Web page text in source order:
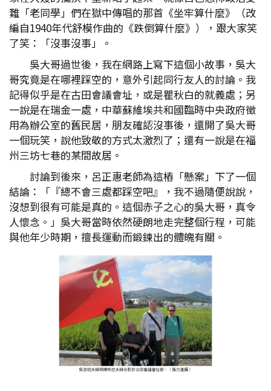
難「老同學」們在獄中傳唱的那首《坐牢算什麼》（改
編自1940年代舒模作曲的《跌倒算什麼》），跟大家笑
了笑：「沒事沒事」。
吳大哥過世後，我在網路上寫下這個小故事，吳大
哥究竟是在哪裡踩空的，意外引起同行友人的討論。我
記得似乎是在古田會議會址，或是瞿秋白的就義處；另
一說是在瑞金一處，中華蘇維埃共和國臨時中央政府徵
用為辦公室的舊民居，朋友確認沒事後，還開了吳大哥
一個玩笑，說他致敬的方式太激烈了；還有一說是在福
州三坊七巷的某間故居。
討論到後來，呂正惠老師為這樁「懸案」下了一個
結論：「『總不會三處都踩空吧』，我不過隨便說說，
沒想到很有可能是真的。這個赤子之心的吳大哥，真令
人懷念。」吳大哥當時依然硬朗地走完整個行程，可能
與他年少時期，擅長運動而鍛鍊出的體魄有關。